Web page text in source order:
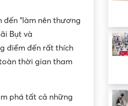
“làm nên thương
Bụt và
điểm đến rất thích
thời gian tham
phá tất cả những